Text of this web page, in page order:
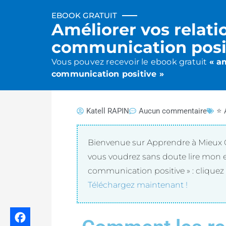
Katell RAPIN Aucun commentaire ⭐
Bienvenue sur Apprendre à Mieux
vous voudrez sans doute lire mon
communication positive » :
Téléchargez maintenant !
EBOOK GRATUIT
Améliorer vos
communication
Vous pouvez recevoir le ebook gratuit «
communication positive »